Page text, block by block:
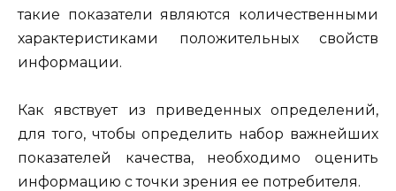
такие показатели являются количественными
характеристиками положительных свойств
информации.
Как явствует из приведенных определений,
для того, чтобы определить набор важнейших
показателей качества, необходимо оценить
информацию с точки зрения ее потребителя.